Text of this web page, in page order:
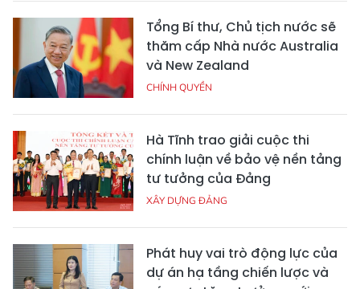
Tổng Bí thư, Chủ tịch nước sẽ
thăm cấp Nhà nước Australia
và New Zealand
CHÍNH QUYỀN
Hà Tĩnh trao giải cuộc thi
chính luận về bảo vệ nền tảng
tư tưởng của Đảng
XÂY DỰNG ĐẢNG
Phát huy vai trò động lực của
dự án hạ tầng chiến lược và